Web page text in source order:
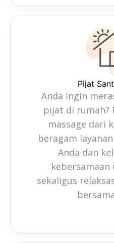
Pijat
Anda ingin
pijat di rumah?
massage dari
beragam
Anda dan
kebersamaan
sekaligus